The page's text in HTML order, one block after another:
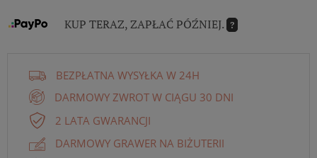
KUP TERAZ, ZAPŁAĆ PÓŹNIEJ. ?
BEZPŁATNA WYSYŁKA W 24H
DARMOWY ZWROT W CIĄGU 30 DNI
2 LATA GWARANCJI
DARMOWY GRAWER NA BIŻUTERII